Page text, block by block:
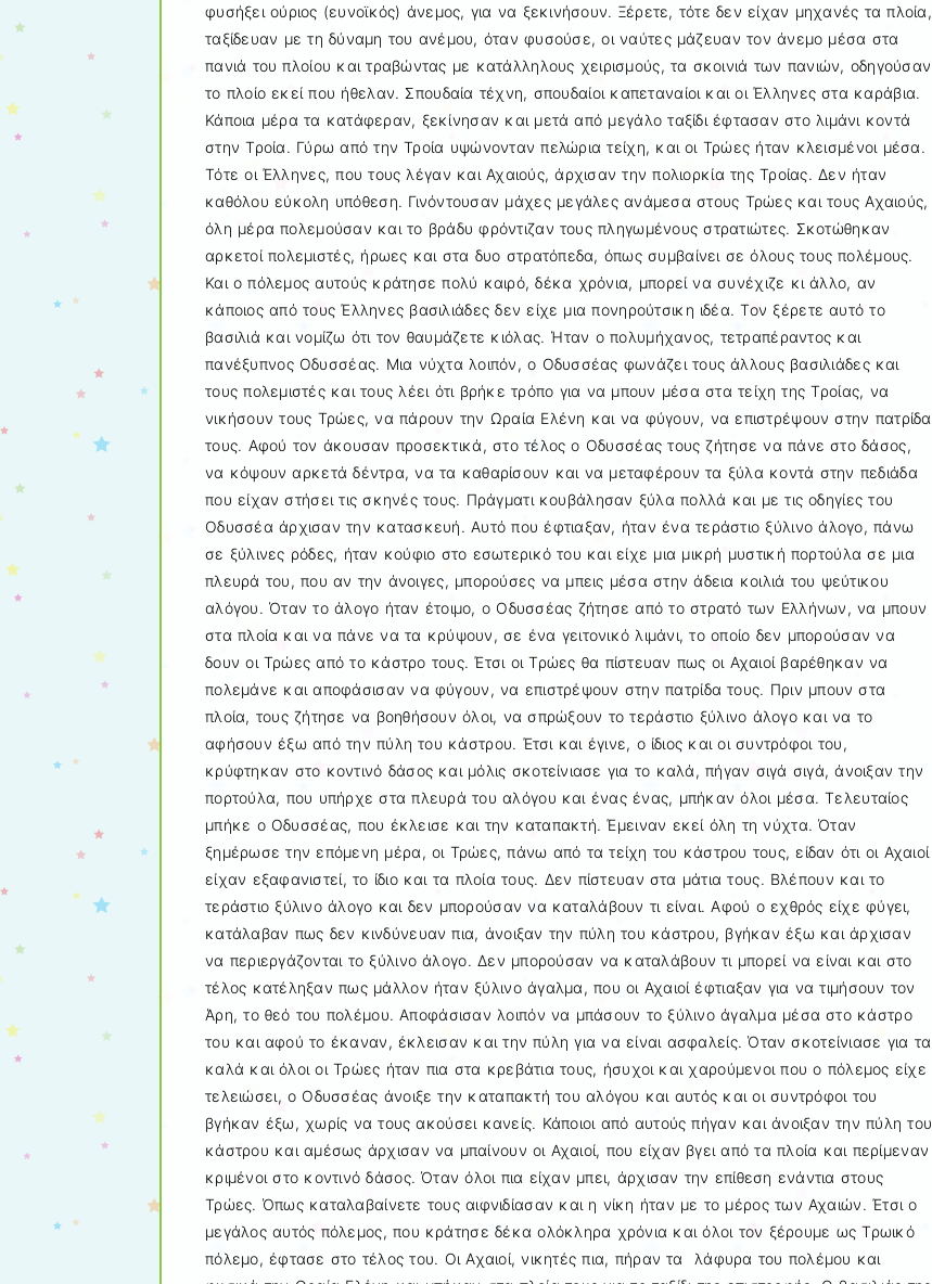
φυσήξει ούριος (ευνοϊκός) άνεμος, για να ξεκινήσουν. Ξέρετε, τότε δεν είχαν μηχανές τα πλοία,
ταξίδευαν με τη δύναμη του ανέμου, όταν φυσούσε, οι ναύτες μάζευαν τον άνεμο μέσα στα
πανιά του πλοίου και τραβώντας με κατάλληλους χειρισμούς, τα σκοινιά των πανιών, οδηγούσαν
το πλοίο εκεί που ήθελαν. Σπουδαία τέχνη, σπουδαίοι καπεταναίοι και οι Έλληνες στα καράβια.
Κάποια μέρα τα κατάφεραν, ξεκίνησαν και μετά από μεγάλο ταξίδι έφτασαν στο λιμάνι κοντά
στην Τροία. Γύρω από την Τροία υψώνονταν πελώρια τείχη, και οι Τρώες ήταν κλεισμένοι μέσα.
Τότε οι Έλληνες, που τους λέγαν και Αχαιούς, άρχισαν την πολιορκία της Τροίας. Δεν ήταν
καθόλου εύκολη υπόθεση. Γινόντουσαν μάχες μεγάλες ανάμεσα στους Τρώες και τους Αχαιούς,
όλη μέρα πολεμούσαν και το βράδυ φρόντιζαν τους πληγωμένους στρατιώτες. Σκοτώθηκαν
αρκετοί πολεμιστές, ήρωες και στα δυο στρατόπεδα, όπως συμβαίνει σε όλους τους πολέμους.
Και ο πόλεμος αυτούς κράτησε πολύ καιρό, δέκα χρόνια, μπορεί να συνέχιζε κι άλλο, αν
κάποιος από τους Έλληνες βασιλιάδες δεν είχε μια πονηρούτσικη ιδέα. Τον ξέρετε αυτό το
βασιλιά και νομίζω ότι τον θαυμάζετε κιόλας. Ήταν ο πολυμήχανος, τετραπέραντος και
πανέξυπνος Οδυσσέας. Μια νύχτα λοιπόν, ο Οδυσσέας φωνάζει τους άλλους βασιλιάδες και
τους πολεμιστές και τους λέει ότι βρήκε τρόπο για να μπουν μέσα στα τείχη της Τροίας, να
νικήσουν τους Τρώες, να πάρουν την Ωραία Ελένη και να φύγουν, να επιστρέψουν στην πατρίδα
τους. Αφού τον άκουσαν προσεκτικά, στο τέλος ο Οδυσσέας τους ζήτησε να πάνε στο δάσος,
να κόψουν αρκετά δέντρα, να τα καθαρίσουν και να μεταφέρουν τα ξύλα κοντά στην πεδιάδα
που είχαν στήσει τις σκηνές τους. Πράγματι κουβάλησαν ξύλα πολλά και με τις οδηγίες του
Οδυσσέα άρχισαν την κατασκευή. Αυτό που έφτιαξαν, ήταν ένα τεράστιο ξύλινο άλογο, πάνω
σε ξύλινες ρόδες, ήταν κούφιο στο εσωτερικό του και είχε μια μικρή μυστική πορτούλα σε μια
πλευρά του, που αν την άνοιγες, μπορούσες να μπεις μέσα στην άδεια κοιλιά του ψεύτικου
αλόγου. Όταν το άλογο ήταν έτοιμο, ο Οδυσσέας ζήτησε από το στρατό των Ελλήνων, να μπουν
στα πλοία και να πάνε να τα κρύψουν, σε ένα γειτονικό λιμάνι, το οποίο δεν μπορούσαν να
δουν οι Τρώες από το κάστρο τους. Έτσι οι Τρώες θα πίστευαν πως οι Αχαιοί βαρέθηκαν να
πολεμάνε και αποφάσισαν να φύγουν, να επιστρέψουν στην πατρίδα τους. Πριν μπουν στα
πλοία, τους ζήτησε να βοηθήσουν όλοι, να σπρώξουν το τεράστιο ξύλινο άλογο και να το
αφήσουν έξω από την πύλη του κάστρου. Έτσι και έγινε, ο ίδιος και οι συντρόφοι του,
κρύφτηκαν στο κοντινό δάσος και μόλις σκοτείνιασε για το καλά, πήγαν σιγά σιγά, άνοιξαν την
πορτούλα, που υπήρχε στα πλευρά του αλόγου και ένας ένας, μπήκαν όλοι μέσα. Τελευταίος
μπήκε ο Οδυσσέας, που έκλεισε και την καταπακτή. Έμειναν εκεί όλη τη νύχτα. Όταν
ξημέρωσε την επόμενη μέρα, οι Τρώες, πάνω από τα τείχη του κάστρου τους, είδαν ότι οι Αχαιοί
είχαν εξαφανιστεί, το ίδιο και τα πλοία τους. Δεν πίστευαν στα μάτια τους. Βλέπουν και το
τεράστιο ξύλινο άλογο και δεν μπορούσαν να καταλάβουν τι είναι. Αφού ο εχθρός είχε φύγει,
κατάλαβαν πως δεν κινδύνευαν πια, άνοιξαν την πύλη του κάστρου, βγήκαν έξω και άρχισαν
να περιεργάζονται το ξύλινο άλογο. Δεν μπορούσαν να καταλάβουν τι μπορεί να είναι και στο
τέλος κατέληξαν πως μάλλον ήταν ξύλινο άγαλμα, που οι Αχαιοί έφτιαξαν για να τιμήσουν τον
Άρη, το θεό του πολέμου. Αποφάσισαν λοιπόν να μπάσουν το ξύλινο άγαλμα μέσα στο κάστρο
του και αφού το έκαναν, έκλεισαν και την πύλη για να είναι ασφαλείς. Όταν σκοτείνιασε για τα
καλά και όλοι οι Τρώες ήταν πια στα κρεβάτια τους, ήσυχοι και χαρούμενοι που ο πόλεμος είχε
τελειώσει, ο Οδυσσέας άνοιξε την καταπακτή του αλόγου και αυτός και οι συντρόφοι του
βγήκαν έξω, χωρίς να τους ακούσει κανείς. Κάποιοι από αυτούς πήγαν και άνοιξαν την πύλη του
κάστρου και αμέσως άρχισαν να μπαίνουν οι Αχαιοί, που είχαν βγει από τα πλοία και περίμεναν
κριμένοι στο κοντινό δάσος. Όταν όλοι πια είχαν μπει, άρχισαν την επίθεση ενάντια στους
Τρώες. Όπως καταλαβαίνετε τους αιφνιδίασαν και η νίκη ήταν με το μέρος των Αχαιών. Έτσι ο
μεγάλος αυτός πόλεμος, που κράτησε δέκα ολόκληρα χρόνια και όλοι τον ξέρουμε ως Τρωικό
πόλεμο, έφτασε στο τέλος του. Οι Αχαιοί, νικητές πια, πήραν τα λάφυρα του πολέμου και